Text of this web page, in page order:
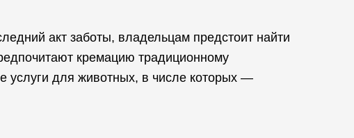
акт заботы, владельцам предстоит найти
кремацию традиционному
услуги для животных, в числе которых —